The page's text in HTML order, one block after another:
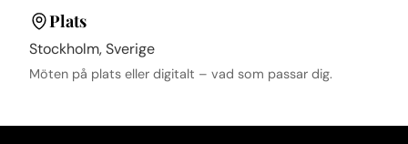
Plats
Stockholm, Sverige
Möten på plats eller digitalt – vad som passar dig.